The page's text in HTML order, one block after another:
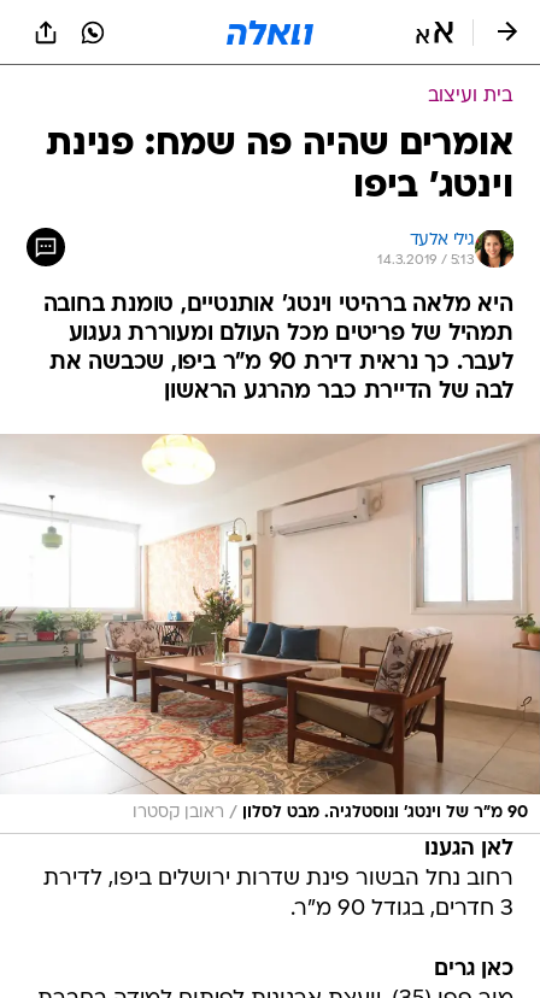
בית ועיצוב
אומרים שהיה פה שמח: פנינת
וינטג' ביפו
גילי אלעד
14.3.2019 / 5:13
היא מלאה ברהיטי וינטג' אותנטיים, טומנת בחובה
תמהיל של פריטים מכל העולם ומעוררת געגוע
לעבר. כך נראית דירת 90 מ"ר ביפו, שכבשה את
לבה של הדיירת כבר מהרגע הראשון
90 מ"ר של וינטג' ונוסטלגיה. מבט לסלון / ראובן קסטרו
לאן הגענו
רחוב נחל הבשור פינת שדרות ירושלים ביפו, לדירת
3 חדרים, בגודל 90 מ"ר.
כאן גרים